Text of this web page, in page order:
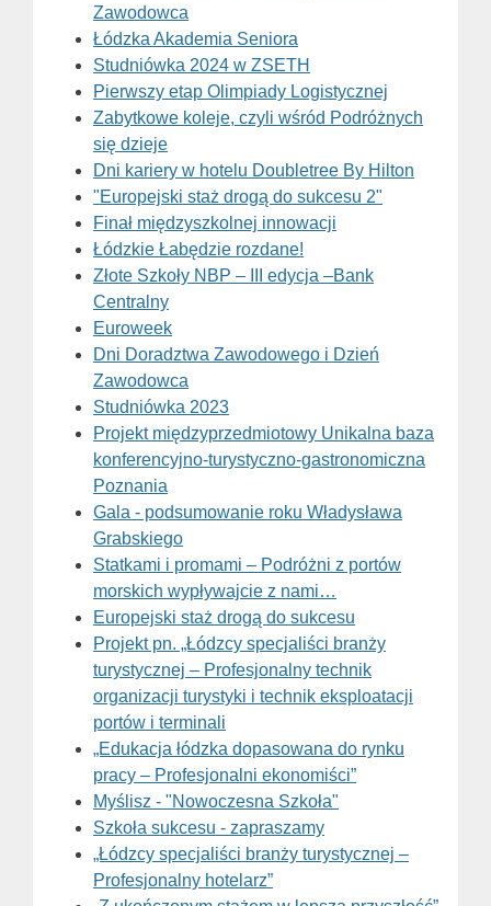
Zawodowca
Łódzka Akademia Seniora
Studniówka 2024 w ZSETH
Pierwszy etap Olimpiady Logistycznej
Zabytkowe koleje, czyli wśród Podróżnych
się dzieje
Dni kariery w hotelu Doubletree By Hilton
"Europejski staż drogą do sukcesu 2"
Finał międzyszkolnej innowacji
Łódzkie Łabędzie rozdane!
Złote Szkoły NBP – III edycja –Bank
Centralny
Euroweek
Dni Doradztwa Zawodowego i Dzień
Zawodowca
Studniówka 2023
Projekt międzyprzedmiotowy Unikalna baza
konferencyjno-turystyczno-gastronomiczna
Poznania
Gala - podsumowanie roku Władysława
Grabskiego
Statkami i promami – Podróżni z portów
morskich wypływajcie z nami…
Europejski staż drogą do sukcesu
Projekt pn. „Łódzcy specjaliści branży
turystycznej – Profesjonalny technik
organizacji turystyki i technik eksploatacji
portów i terminali
„Edukacja łódzka dopasowana do rynku
pracy – Profesjonalni ekonomiści”
Myślisz - "Nowoczesna Szkoła"
Szkoła sukcesu - zapraszamy
„Łódzcy specjaliści branży turystycznej –
Profesjonalny hotelarz”